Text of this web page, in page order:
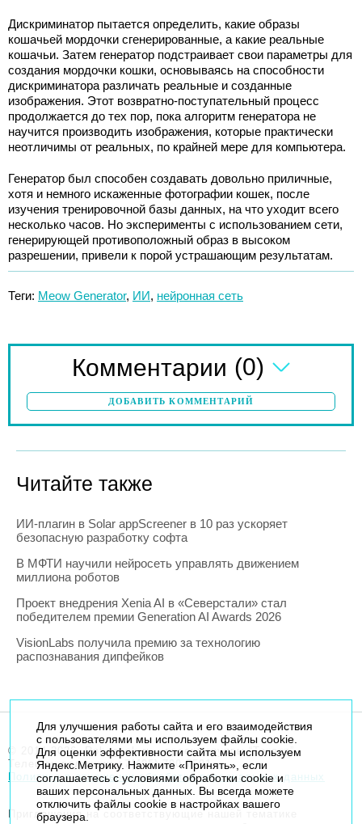
Дискриминатор пытается определить, какие образы
кошачьей мордочки сгенерированные, а какие реальные
кошачьи. Затем генератор подстраивает свои параметры для
создания мордочки кошки, основываясь на способности
дискриминатора различать реальные и созданные
изображения. Этот возвратно-поступательный процесс
продолжается до тех пор, пока алгоритм генератора не
научится производить изображения, которые практически
неотличимы от реальных, по крайней мере для компьютера.
Генератор был способен создавать довольно приличные,
хотя и немного искаженные фотографии кошек, после
изучения тренировочной базы данных, на что уходит всего
несколько часов. Но эксперименты с использованием сети,
генерирующей противоположный образ в высоком
разрешении, привели к порой устрашающим результатам.
Теги: Meow Generator, ИИ, нейронная сеть
Комментарии (0)
ДОБАВИТЬ КОММЕНТАРИЙ
Читайте также
ИИ-плагин в Solar appScreener в 10 раз ускоряет
безопасную разработку софта
В МФТИ научили нейросеть управлять движением
миллиона роботов
Проект внедрения Xenia AI в «Северстали» стал
победителем премии Generation AI Awards 2026
VisionLabs получила премию за технологию
распознавания дипфейков
© 2014-2026. Robogeek.ru - проект группы “Текарт”.
Телефон редакции+7(495) 790-7591
Политика в отношении обработки персональных данных
Приглашения на соответствующие нашей тематике
Для улучшения работы сайта и его взаимодействия
с пользователями мы используем файлы cookie.
Для оценки эффективности сайта мы используем
Яндекс.Метрику. Нажмите «Принять», если
соглашаетесь с условиями обработки cookie и
ваших персональных данных. Вы всегда можете
отключить файлы cookie в настройках вашего
браузера.